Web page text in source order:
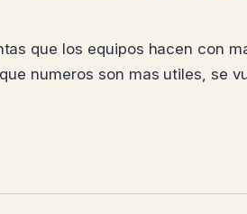
que los equipos hacen con
numeros son mas utiles, se